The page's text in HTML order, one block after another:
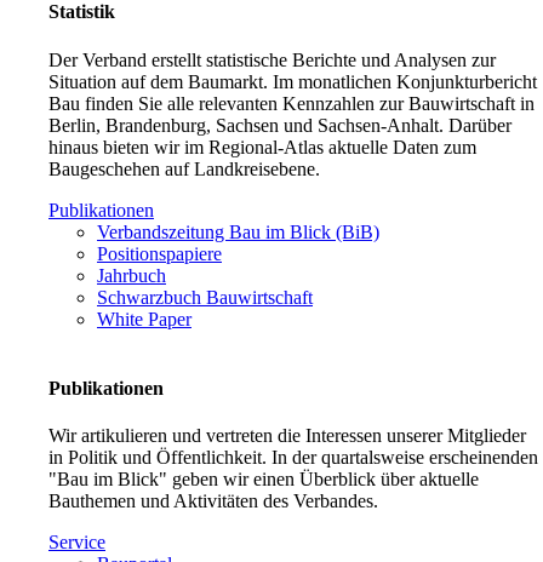
Statistik
Der Verband erstellt statistische Berichte und Analysen zur
Situation auf dem Baumarkt. Im monatlichen Konjunkturbericht
Bau finden Sie alle relevanten Kennzahlen zur Bauwirtschaft in
Berlin, Brandenburg, Sachsen und Sachsen-Anhalt. Darüber
hinaus bieten wir im Regional-Atlas aktuelle Daten zum
Baugeschehen auf Landkreisebene.
Publikationen
Verbandszeitung Bau im Blick (BiB)
Positionspapiere
Jahrbuch
Schwarzbuch Bauwirtschaft
White Paper
Publikationen
Wir artikulieren und vertreten die Interessen unserer Mitglieder
in Politik und Öffentlichkeit. In der quartalsweise erscheinenden
"Bau im Blick" geben wir einen Überblick über aktuelle
Bauthemen und Aktivitäten des Verbandes.
Service